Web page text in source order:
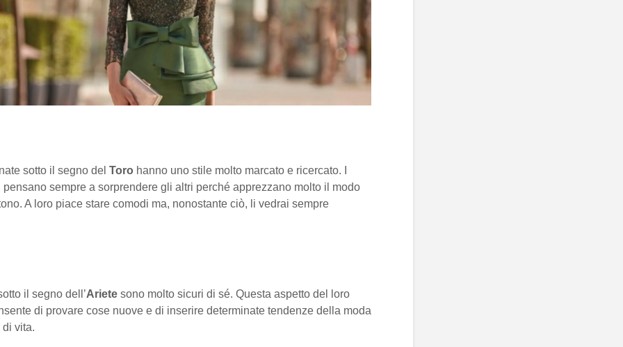
sotto il segno del Toro hanno uno stile molto marcato e ricercato. I
pensano sempre a sorprendere gli altri perché apprezzano molto il modo
A loro piace stare comodi ma, nonostante ciò, li vedrai sempre
il segno dell’Ariete sono molto sicuri di sé. Questa aspetto del loro
di provare cose nuove e di inserire determinate tendenze della moda
vita.